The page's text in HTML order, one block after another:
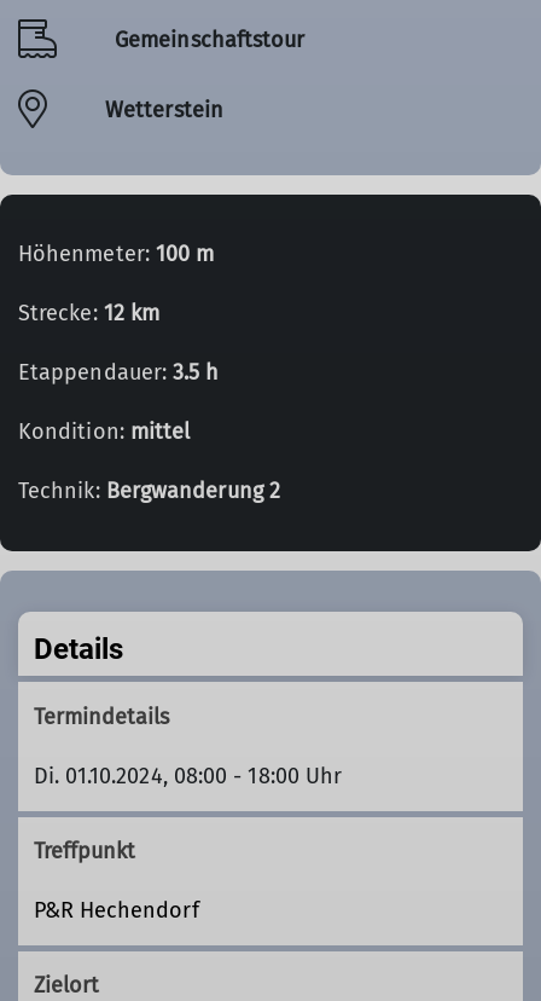
Gemeinschaftstour
Wetterstein
Höhenmeter: 100 m
Strecke: 12 km
Etappendauer:3.5 h
Kondition: mittel
Technik: Bergwanderung 2
Details
Termindetails
Di. 01.10.2024, 08:00 - 18:00 Uhr
Treffpunkt
P&R Hechendorf
Zielort